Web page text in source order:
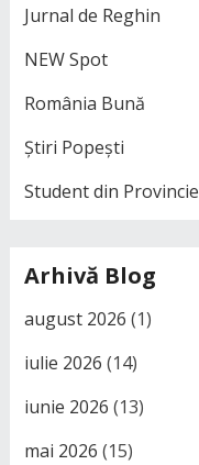
Jurnal de Reghin
NEW Spot
România Bună
Știri Popești
Student din Provincie
Arhivă Blog
august 2026 (1)
iulie 2026 (14)
iunie 2026 (13)
mai 2026 (15)